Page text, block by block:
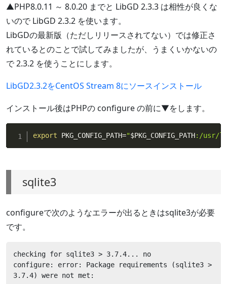
▲PHP8.0.11 ～ 8.0.20 までと LibGD 2.3.3 は相性が良くな
いので LibGD 2.3.2 を使います。
LibGDの最新版（ただしリリースされてない）では修正さ
れているとのことで試してみましたが、うまくいかないの
で 2.3.2 を使うことにします。
LibGD2.3.2をCentOS Stream 8にソースインストール
インストール後はPHPの configure の前に▼をします。
export PKG_CONFIG_PATH="$PKG_CONFIG_PATH:/usr/
sqlite3
configureで次のようなエラーが出るときはsqlite3が必要
です。
checking for sqlite3 > 3.7.4... no
configure: error: Package requirements (sqlite3 >
3.7.4) were not met: